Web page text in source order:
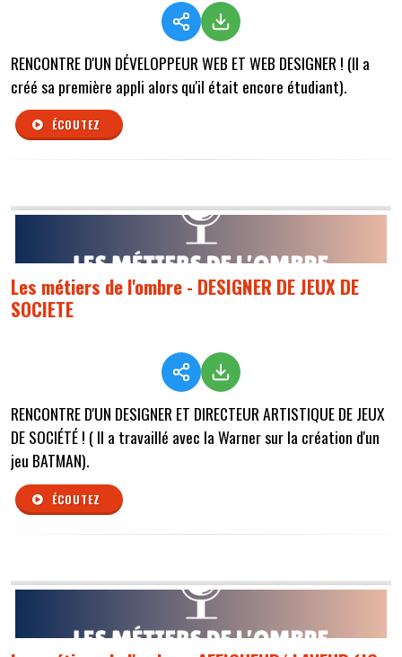
RENCONTRE D'UN DÉVELOPPEUR WEB ET WEB DESIGNER ! (Il a
créé sa première appli alors qu'il était encore étudiant).
ÉCOUTEZ
Les métiers de l'ombre - DESIGNER DE JEUX DE
SOCIETE
RENCONTRE D'UN DESIGNER ET DIRECTEUR ARTISTIQUE DE JEUX
DE SOCIÉTÉ ! ( Il a travaillé avec la Warner sur la création d'un
jeu BATMAN).
ÉCOUTEZ